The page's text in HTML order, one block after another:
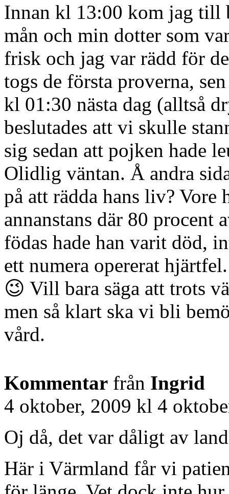
Innan kl 13:00 kom jag till
mån och min dotter som
frisk och jag var rädd för
togs de första proverna,
kl 01:30 nästa dag (alltså
beslutades att vi skulle
sig sedan att pojken hade
Olidlig väntan. Å andra
på att rädda hans liv?
annanstans där 80 procent
födas hade han varit död,
ett numera opererat
😉 Vill bara säga att trots
men så klart ska vi bli
vård.
Kommentar från Ingrid
4 oktober, 2009 kl 4
Oj då, det var dåligt av
Här i Värmland får vi